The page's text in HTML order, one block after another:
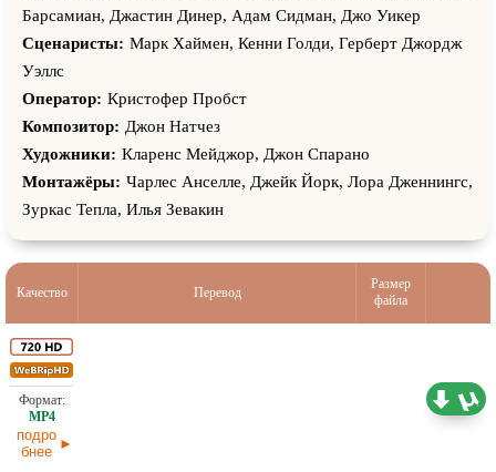
Барсамиан, Джастин Динер, Адам Сидман, Джо Уикер
Сценаристы: Марк Хаймен, Кенни Голди, Герберт Джордж
Уэллс
Оператор: Кристофер Пробст
Композитор: Джон Натчез
Художники: Кларенс Мейджор, Джон Спарано
Монтажёры: Чарлес Анcелле, Джейк Йорк, Лора Дженнингс,
Зуркас Тепла, Илья Зевакин
Качество Перевод
Размер
файла
подро
бнее